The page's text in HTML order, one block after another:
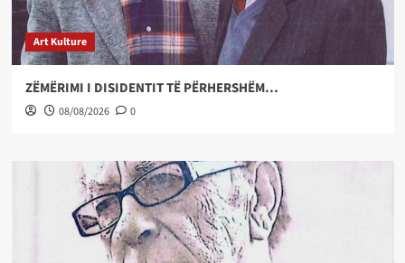
Art Kulture
ZËMËRIMI I DISIDENTIT TË PËRHERSHËM…
08/08/2026 0